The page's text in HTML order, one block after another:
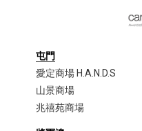
屯門
愛定商場 H.A.N.D.S
山景商場
兆禧苑商場